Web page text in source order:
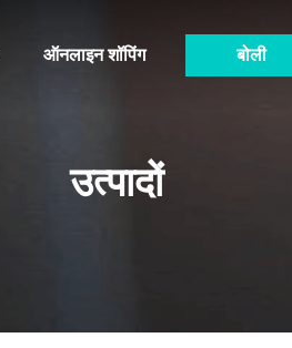
ऑनलाइन शॉपिंग बोली
उत्पादों